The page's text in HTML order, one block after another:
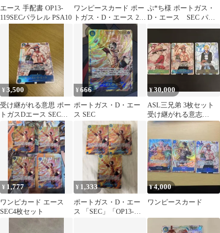
エース 手配書 OP13-
119SECパラレル PSA10
ワンピースカード ポー
トガス・D・エース 2枚
セット
ぷ*ち様 ポートガス・
D・エース SEC パラ
¥3,500
受け継がれる意思 ポー
トガスDエース SECパ
ラレル OP13-119
¥666
ポートガス・D・エー
ス SEC
¥30,000
ASL三兄弟 3枚セット
受け継がれる意志
（OP13 SEC）
¥ 1,777
ワンピカード エース
SEC4枚セット
¥ 1,333
ポートガス・D・エー
ス 「SEC」「OP13-
¥4,000
ワンピースカード